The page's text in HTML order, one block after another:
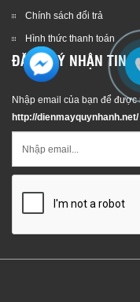
Chính sách đổi trả
Hình thức thanh toán
ĐĂNG KÝ NHẬN TIN
Nhập email của bạn để
http://dienmayquynhanh.net/